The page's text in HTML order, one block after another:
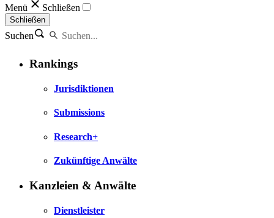
Menü Schließen
Schließen
Suchen
Rankings
Jurisdiktionen
Submissions
Research+
Zukünftige Anwälte
Kanzleien & Anwälte
Dienstleister